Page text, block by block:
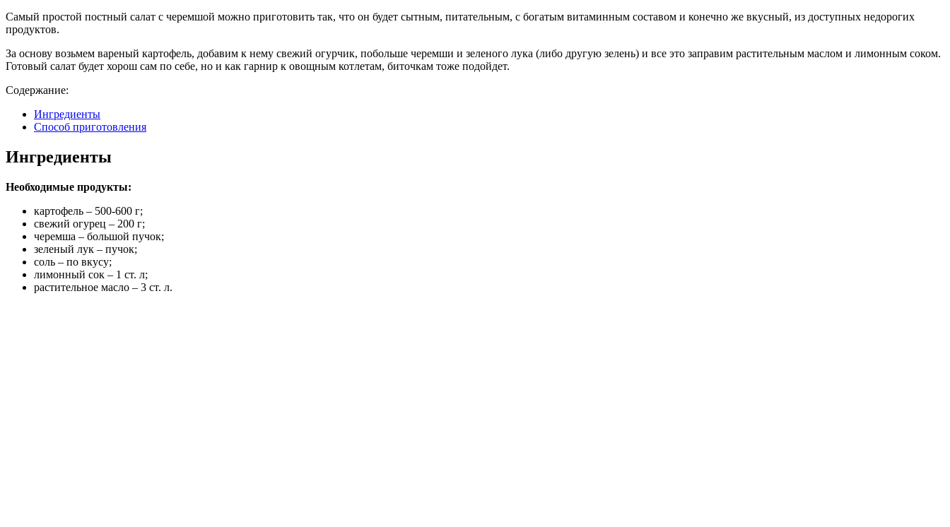
Самый простой постный салат с черемшой можно приготовить так, что он будет сытным, питательным, с богатым витаминным составом и конечно же вкусный, из доступных недорогих
продуктов.
За основу возьмем вареный картофель, добавим к нему свежий огурчик, побольше черемши и зеленого лука (либо другую зелень) и все это заправим растительным маслом и лимонным соком.
Готовый салат будет хорош сам по себе, но и как гарнир к овощным котлетам, биточкам тоже подойдет.
Содержание:
Ингредиенты
Способ приготовления
Ингредиенты
Необходимые продукты:
картофель – 500-600 г;
свежий огурец – 200 г;
черемша – большой пучок;
зеленый лук – пучок;
соль – по вкусу;
лимонный сок – 1 ст. л;
растительное масло – 3 ст. л.